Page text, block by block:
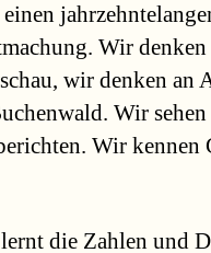
Wir
wir denken an
Wir
Wir
die Zahlen und